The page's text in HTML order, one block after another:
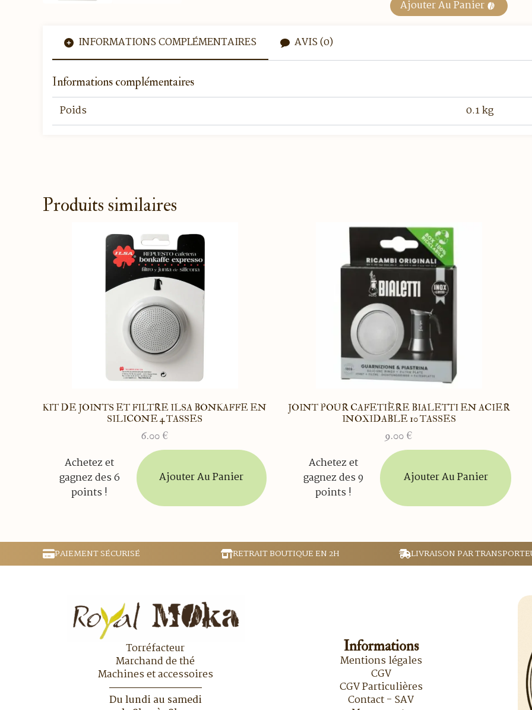
Italienne
Ilsa
Tasses
Ajouter Au Panier
INFORMATIONS COMPLÉMENTAIRES AVIS (0)
Informations complémentaires
Poids 0.1 kg
Produits similaires
KIT DE JOINTS ET FILTRE ILSA BONKAFFE EN
SILICONE 4 TASSES
6.00 €
Achetez et
gagnez des 6
points !
Ajouter Au Panier
JOINT POUR CAFETIÈRE BIALETTI EN ACIER
INOXIDABLE 10 TASSES
9.00 €
Achetez et
gagnez des 9
points !
Ajouter Au Panier
PAIEMENT SÉCURISÉ RETRAIT BOUTIQUE EN 2H LIVRAISON PAR
Torréfacteur
Marchand de thé
Machines et accessoires
Du lundi au samedi
Informations
Mentions légales
CGV
CGV Particulières
Contact - SAV